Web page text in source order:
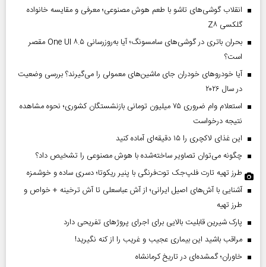
انقلاب گوشی‌های تاشو‌ با طعم هوش مصنوعی؛ معرفی و مقایسه خانواده
گلکسی Z۸
بحران باتری در گوشی‌های سامسونگ؛ آیا به‌روزرسانی One UI ۸.۵ مقصر
است؟
آیا خودروهای خودران جای ماشین‌های معمولی را می‌گیرند؟ بررسی وضعیت
در سال ۲۰۲۶
استعلام وام ضروری ۷۵ میلیون تومانی بازنشستگان کشوری؛ نحوه مشاهده
نتیجه درخواست
این غذای لاکچری را ۱۵ دقیقه‌ای آماده کنید
چگونه می‌توان تصاویر ساخته‌شده با هوش مصنوعی را تشخیص داد؟
طرز تهیه تارت فلپ‌جک توت‌فرنگی با پنیر ریکوتا؛ دسری ساده و خوشمزه
آشنایی با آش‌های اصیل ایرانی؛ از آش عباسعلی تا آش ترخینه + خواص و
طرز تهیه
پارک شیرین قابلیت‌ بالایی برای اجرای پروژهای تفریحی دارد
مراقب باشید این بیماری عجیب و غریب را از کنه نگیرید!
خاوران؛ گمشده‌ای در تاریخ کرمانشاه